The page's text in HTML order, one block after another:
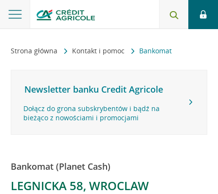
Strona główna Kontakt i pomoc Bankomat
Newsletter banku Credit Agricole
Dołącz do grona subskrybentów i bądź na
bieżąco z nowościami i promocjami
Bankomat (Planet Cash)
LEGNICKA 58, WROCLAW